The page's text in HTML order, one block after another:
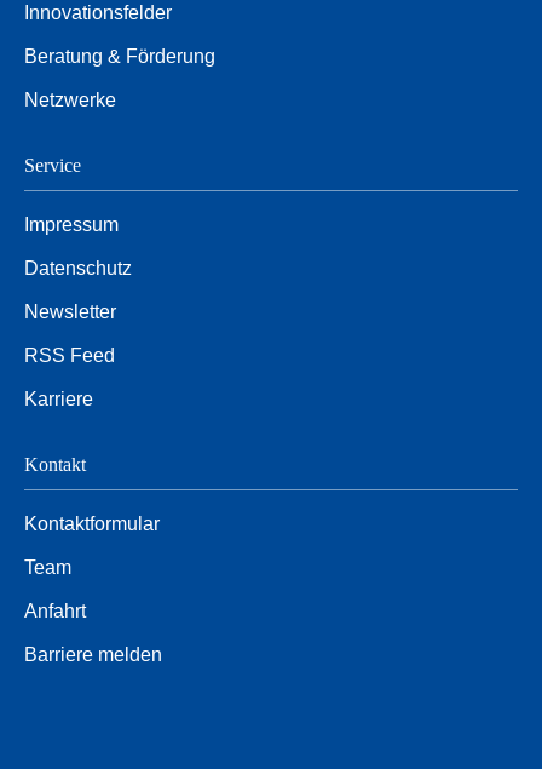
Innovationsfelder
Beratung & Förderung
Netzwerke
Service
Impressum
Datenschutz
Newsletter
RSS Feed
Karriere
Kontakt
Kontaktformular
Team
Anfahrt
Barriere melden